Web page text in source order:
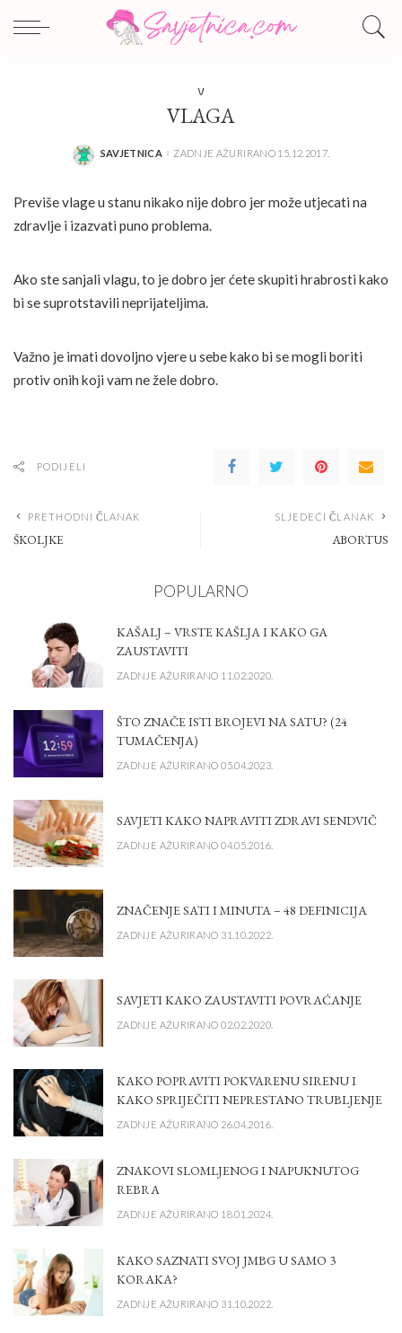
V
VLAGA
POSTED
SAVJETNICA ZADNJE AŽURIRANO 15.12.2017.
Previše vlage u stanu nikako nije dobro jer može utjecati na
zdravlje i izazvati puno problema.
Ako ste sanjali vlagu, to je dobro jer ćete skupiti hrabrosti kako
bi se suprotstavili neprijateljima.
Važno je imati dovoljno vjere u sebe kako bi se mogli boriti
protiv onih koji vam ne žele dobro.
PODIJELI
PRETHODNI ČLANAK
ŠKOLJKE
SLJEDEĆI ČLANAK
ABORTUS
POPULARNO
KAŠALJ – VRSTE KAŠLJA I KAKO GA
ZAUSTAVITI
ZADNJE AŽURIRANO 11.02.2020.
ŠTO ZNAČE ISTI BROJEVI NA SATU? (24
TUMAČENJA)
ZADNJE AŽURIRANO 05.04.2023.
SAVJETI KAKO NAPRAVITI ZDRAVI SENDVIČ
ZADNJE AŽURIRANO 04.05.2016.
ZNAČENJE SATI I MINUTA – 48 DEFINICIJA
ZADNJE AŽURIRANO 31.10.2022.
SAVJETI KAKO ZAUSTAVITI POVRAĆANJE
ZADNJE AŽURIRANO 02.02.2020.
KAKO POPRAVITI POKVARENU SIRENU I
KAKO SPRIJEČITI NEPRESTANO TRUBLJENJE
ZADNJE AŽURIRANO 26.04.2016.
ZNAKOVI SLOMLJENOG I NAPUKNUTOG
REBRA
ZADNJE AŽURIRANO 18.01.2024.
KAKO SAZNATI SVOJ JMBG U SAMO 3
KORAKA?
ZADNJE AŽURIRANO 31.10.2022.